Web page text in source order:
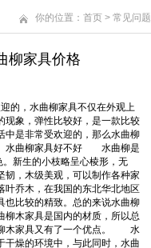
你的位置： 首页 > 常见问题
柳家具价格
的，水曲柳家具不仅在外观上
现象，弹性比较好，是一款比较
是非常受欢迎的，那么水曲柳
水曲柳家具好不好 水曲柳是
新生的小枝略呈心棱形，无
韧，木级美观，可以制作各种家
乔木，在我国的东北华北地区
也比较的精致。总的来说水曲柳
木家具是国内的材质，所以总
柳木家具又有了一个优点。 水
燥的环境中，与此同时，水曲